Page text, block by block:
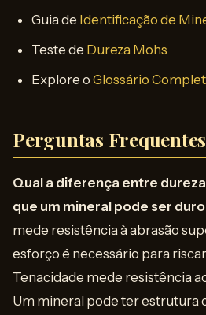
Guia de Identificação de
Teste de Dureza Mohs
Explore o Glossário
Perguntas Frequentes
Qual a diferença entre
que um mineral pode ser
mede resistência à abrasão
esforço é necessário para
Tenacidade mede resistência
Um mineral pode ter estrutura